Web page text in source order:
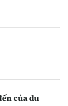
của du